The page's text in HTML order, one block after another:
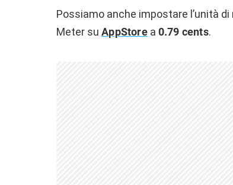
Possiamo anche impostare l’unità
Meter su AppStorea 0.79 cents.